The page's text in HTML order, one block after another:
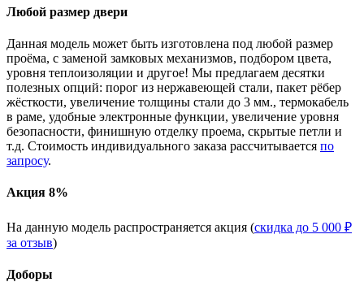
Любой размер двери
Данная модель может быть изготовлена под любой размер
проёма, с заменой замковых механизмов, подбором цвета,
уровня теплоизоляции и другое! Мы предлагаем десятки
полезных опций: порог из нержавеющей стали, пакет рёбер
жёсткости, увеличение толщины стали до 3 мм., термокабель
в раме, удобные электронные функции, увеличение уровня
безопасности, финишную отделку проема, скрытые петли и
т.д. Стоимость индивидуального заказа рассчитывается по
запросу.
Акция 8%
На данную модель распространяется акция (скидка до 5 000 ₽
за отзыв)
Доборы